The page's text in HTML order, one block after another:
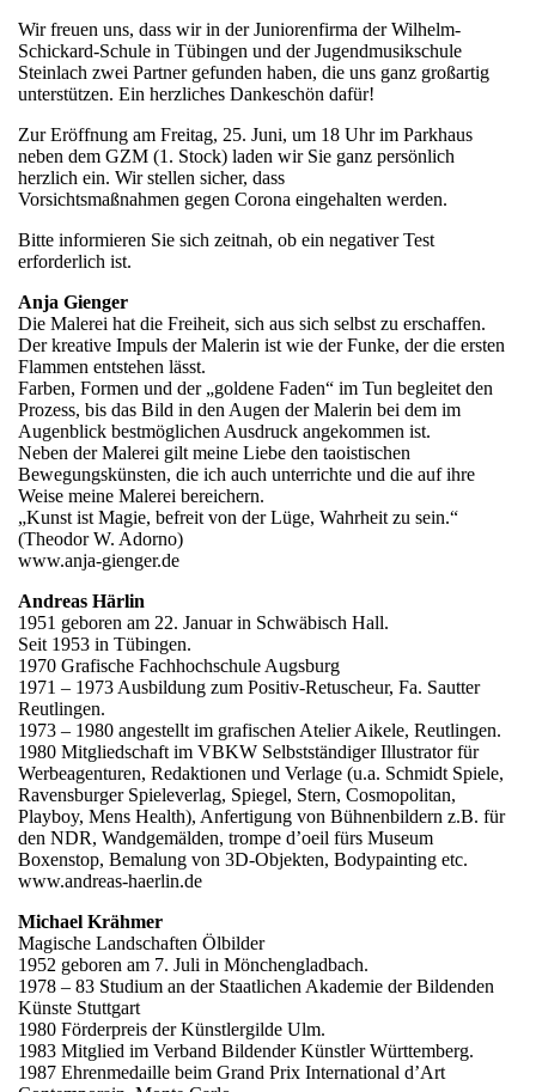
Wir freuen uns, dass wir in der Juniorenfirma der Wilhelm-
Schickard-Schule in Tübingen und der Jugendmusikschule
Steinlach zwei Partner gefunden haben, die uns ganz großartig
unterstützen. Ein herzliches Dankeschön dafür!
Zur Eröffnung am Freitag, 25. Juni, um 18 Uhr im Parkhaus
neben dem GZM (1. Stock) laden wir Sie ganz persönlich
herzlich ein. Wir stellen sicher, dass
Vorsichtsmaßnahmen gegen Corona eingehalten werden.
Bitte informieren Sie sich zeitnah, ob ein negativer Test
erforderlich ist.
Anja Gienger
Die Malerei hat die Freiheit, sich aus sich selbst zu erschaffen.
Der kreative Impuls der Malerin ist wie der Funke, der die ersten
Flammen entstehen lässt.
Farben, Formen und der „goldene Faden“ im Tun begleitet den
Prozess, bis das Bild in den Augen der Malerin bei dem im
Augenblick bestmöglichen Ausdruck angekommen ist.
Neben der Malerei gilt meine Liebe den taoistischen
Bewegungskünsten, die ich auch unterrichte und die auf ihre
Weise meine Malerei bereichern.
„Kunst ist Magie, befreit von der Lüge, Wahrheit zu sein.“
(Theodor W. Adorno)
www.anja-gienger.de
Andreas Härlin
1951 geboren am 22. Januar in Schwäbisch Hall.
Seit 1953 in Tübingen.
1970 Grafische Fachhochschule Augsburg
1971 – 1973 Ausbildung zum Positiv-Retuscheur, Fa. Sautter
Reutlingen.
1973 – 1980 angestellt im grafischen Atelier Aikele, Reutlingen.
1980 Mitgliedschaft im VBKW Selbstständiger Illustrator für
Werbeagenturen, Redaktionen und Verlage (u.a. Schmidt Spiele,
Ravensburger Spieleverlag, Spiegel, Stern, Cosmopolitan,
Playboy, Mens Health), Anfertigung von Bühnenbildern z.B. für
den NDR, Wandgemälden, trompe d’oeil fürs Museum
Boxenstop, Bemalung von 3D-Objekten, Bodypainting etc.
www.andreas-haerlin.de
Michael Krähmer
Magische Landschaften Ölbilder
1952 geboren am 7. Juli in Mönchengladbach.
1978 – 83 Studium an der Staatlichen Akademie der Bildenden
Künste Stuttgart
1980 Förderpreis der Künstlergilde Ulm.
1983 Mitglied im Verband Bildender Künstler Württemberg.
1987 Ehrenmedaille beim Grand Prix International d’Art